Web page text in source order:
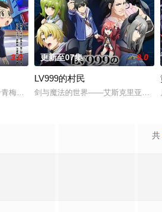
幸被团伙成员发现，击晕后喂了神奇的药水
3.0
青梅竹马的挚友拼命寻找失踪少女的故事。本
更新至07集 9.0
LV999的村民
剑与魔法的世界——艾斯克里亚。在
共